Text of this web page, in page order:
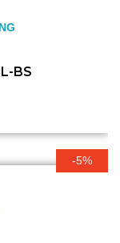
BS
-5%